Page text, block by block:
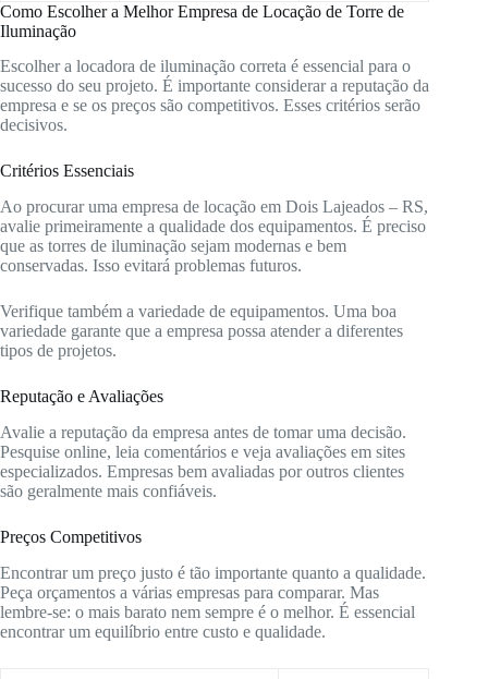
Como Escolher a Melhor Empresa de Locação de Torre de
Iluminação
Escolher a locadora de iluminação correta é essencial para o
sucesso do seu projeto. É importante considerar a reputação da
empresa e se os preços são competitivos. Esses critérios serão
decisivos.
Critérios Essenciais
Ao procurar uma empresa de locação em Dois Lajeados – RS,
avalie primeiramente a qualidade dos equipamentos. É preciso
que as torres de iluminação sejam modernas e bem
conservadas. Isso evitará problemas futuros.
Verifique também a variedade de equipamentos. Uma boa
variedade garante que a empresa possa atender a diferentes
tipos de projetos.
Reputação e Avaliações
Avalie a reputação da empresa antes de tomar uma decisão.
Pesquise online, leia comentários e veja avaliações em sites
especializados. Empresas bem avaliadas por outros clientes
são geralmente mais confiáveis.
Preços Competitivos
Encontrar um preço justo é tão importante quanto a qualidade.
Peça orçamentos a várias empresas para comparar. Mas
lembre-se: o mais barato nem sempre é o melhor. É essencial
encontrar um equilíbrio entre custo e qualidade.